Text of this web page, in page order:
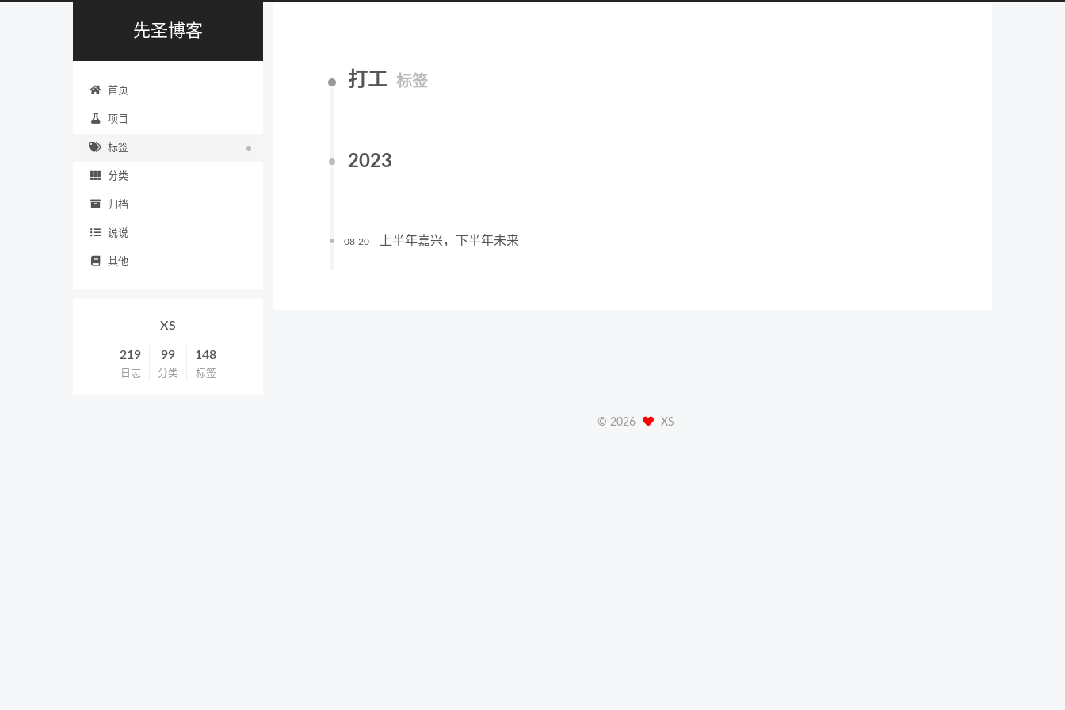
先圣博客
首页
项目
标签
分类
归档
说说
其他
打工 标签
2023
08-20 上半年嘉兴，下半年未来
XS
219
日志
99
分类
148
标签
© 2026 XS